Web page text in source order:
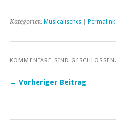
Kategorien: Musicalisches Permalink
KOMMENTARE SIND GESCHLOSSEN.
← Vorheriger Beitrag